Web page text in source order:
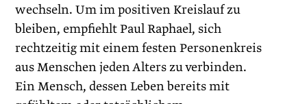
wechseln. Um im positiven Kreislauf zu
bleiben, empfiehlt Paul Raphael, sich
rechtzeitig mit einem festen Personenkreis
aus Menschen jeden Alters zu verbinden.
Ein Mensch, dessen Leben bereits mit